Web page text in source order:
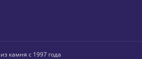
камня с 1997 года